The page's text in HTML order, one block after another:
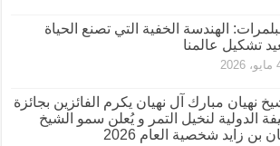
الهندسة الخفية التي تصنع الحياة
تشكيل عالمنا
نهيان مبارك آل نهيان يكرم الفائزين بجائزة
الدولية لنخيل التمر و يُعلن سمو الشيخ
بن زايد شخصية العام 2026